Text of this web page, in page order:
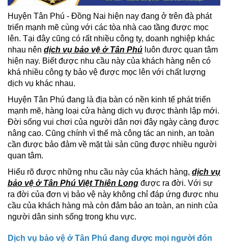
Huyện Tân Phú - Đồng Nai hiện nay đang ở trên đà phát
triển mạnh mẽ cùng với các tòa nhà cao tầng được mọc
lên. Tại đây cũng có rất nhiều công ty, doanh nghiệp khác
nhau nên dịch vụ bảo vệ ở Tân Phú luôn được quan tâm
hiện nay. Biết được nhu cầu này của khách hàng nên có
khá nhiều công ty bảo vệ được mọc lên với chất lượng
dịch vụ khác nhau.
Huyện Tân Phú đang là địa bàn có nền kinh tế phát triển
mạnh mẽ, hàng loại cửa hàng dịch vụ được thành lập mới.
Đời sống vui chơi của người dân nơi đây ngày càng được
nâng cao. Cũng chính vì thế mà công tác an ninh, an toàn
cần được bảo đảm về mặt tài sản cũng được nhiều người
quan tâm.
Hiểu rõ được những nhu cầu này của khách hàng, dịch vụ
bảo vệ ở Tân Phú Việt Thiên Long được ra đời. Với sự
ra đời của đơn vị bảo vệ này không chỉ đáp ứng được nhu
cầu của khách hàng mà còn đảm bảo an toàn, an ninh của
người dân sinh sống trong khu vực.
Dịch vụ bảo vệ ở Tân Phú đang được mọi người đón